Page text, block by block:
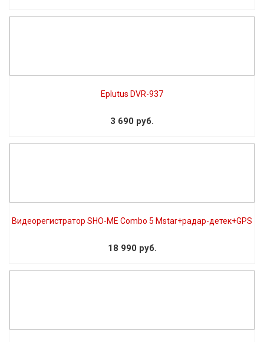
Eplutus DVR-937
3 690 руб.
Видеорегистратор SHO-ME Combo 5 Mstar+радар-детек+GPS
18 990 руб.